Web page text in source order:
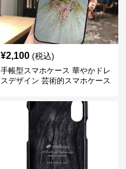
¥2,100 (税込)
手帳型スマホケース 華やかドレ
スデザイン 芸術的スマホケース